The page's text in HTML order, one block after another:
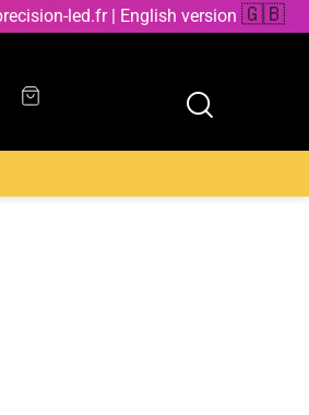
led.fr | English version 🇬🇧
métal noir 23 cm